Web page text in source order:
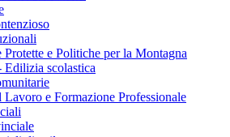
Protette e Politiche per la Montagna
Edilizia scolastica
Lavoro e Formazione Professionale